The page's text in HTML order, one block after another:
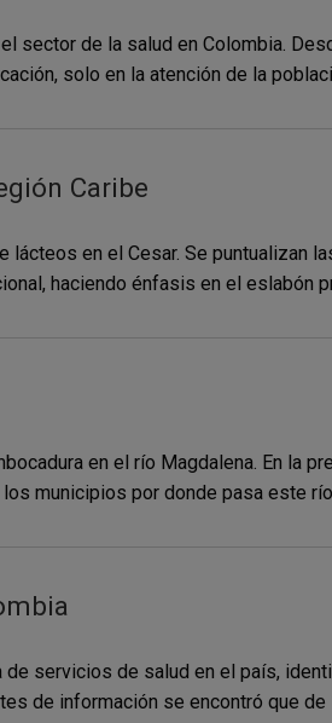
sector de la salud en Colombia.
solo en la atención de la
Caribe
en el Cesar. Se puntualizan
haciendo énfasis en el eslabón
en el río Magdalena. En la
municipios por donde pasa este
servicios de salud en el país,
de información se encontró que de